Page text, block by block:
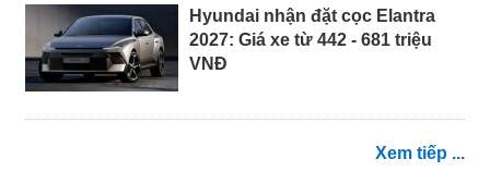
Hyundai nhận đặt cọc Elantra
2027: Giá xe từ 442 - 681 triệu
VNĐ
Xem tiếp ...